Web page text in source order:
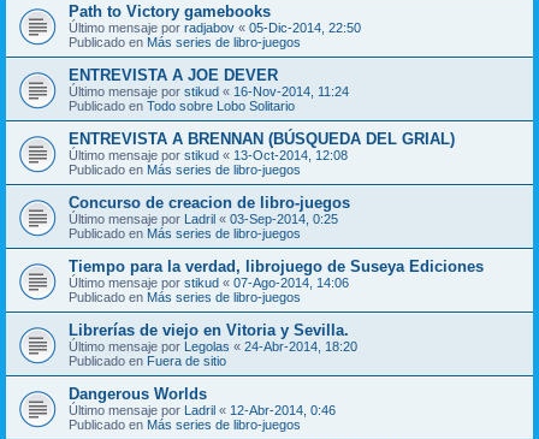
Path to Victory gamebooks
Último mensaje por radjabov « 05-Dic-2014, 22:50
Publicado en Más series de libro-juegos
ENTREVISTA A JOE DEVER
Último mensaje por stikud « 16-Nov-2014, 11:24
Publicado en Todo sobre Lobo Solitario
ENTREVISTA A BRENNAN (BÚSQUEDA DEL GRIAL)
Último mensaje por stikud « 13-Oct-2014, 12:08
Publicado en Más series de libro-juegos
Concurso de creacion de libro-juegos
Último mensaje por Ladril « 03-Sep-2014, 0:25
Publicado en Más series de libro-juegos
Tiempo para la verdad, librojuego de Suseya Ediciones
Último mensaje por stikud « 07-Ago-2014, 14:06
Publicado en Más series de libro-juegos
Librerías de viejo en Vitoria y Sevilla.
Último mensaje por Legolas « 24-Abr-2014, 18:20
Publicado en Fuera de sitio
Dangerous Worlds
Último mensaje por Ladril « 12-Abr-2014, 0:46
Publicado en Más series de libro-juegos